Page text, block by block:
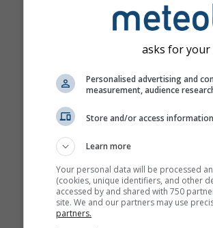
Az e-
feleknek,
asks for your
Personalised advertising and
measurement, audience
Store and/or access
Learn more
Your personal data will be processed
(cookies, unique identifiers, and other
accessed by and shared with 750
site. We and our partners may use
partners.